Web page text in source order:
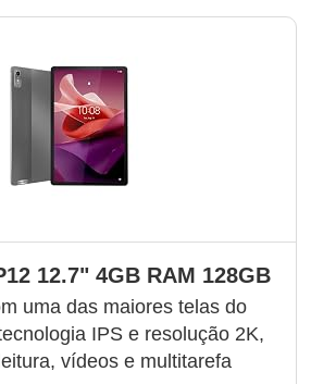
12.7" 4GB RAM 128GB
uma das maiores telas do
IPS e resolução 2K,
vídeos e multitarefa